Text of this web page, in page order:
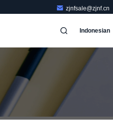
zjnfsale@zjnf.cn
Indonesian